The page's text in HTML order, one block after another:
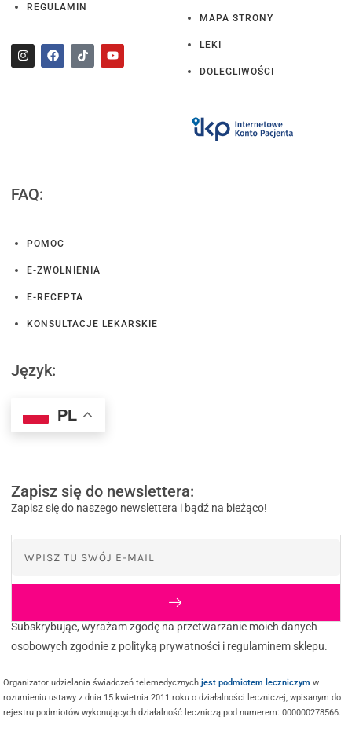
REGULAMIN
MAPA STRONY
LEKI
DOLEGLIWOŚCI
FAQ:
POMOC
E-ZWOLNIENIA
E-RECEPTA
KONSULTACJE LEKARSKIE
Język:
PL
Zapisz się do newslettera:
Zapisz się do naszego newslettera i bądź na bieżąco!
Subskrybując, wyrażam zgodę na przetwarzanie moich danych
osobowych zgodnie z polityką prywatności i regulaminem sklepu.
Organizator udzielania świadczeń telemedycznychjest podmiotem leczniczym w
rozumieniu ustawy z dnia 15 kwietnia 2011 roku o działalności leczniczej, wpisanym do
rejestru podmiotów wykonujących działalność leczniczą pod numerem: 000000278566.